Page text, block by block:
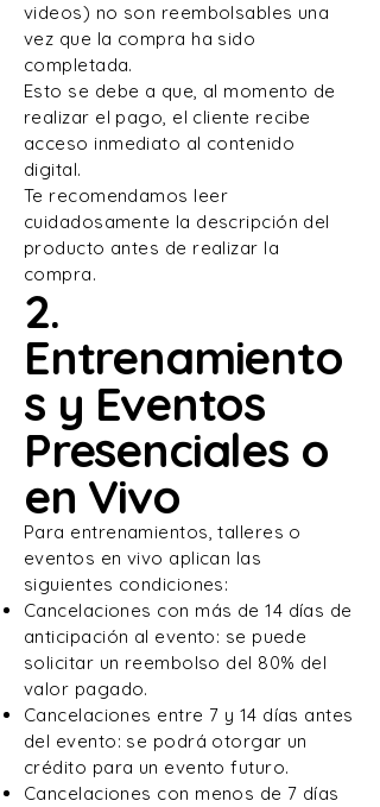
videos) no son reembolsables una
vez que la compra ha sido
completada.
Esto se debe a que, al momento de
realizar el pago, el cliente recibe
acceso inmediato al contenido
digital.
Te recomendamos leer
cuidadosamente la descripción del
producto antes de realizar la
compra.
2.
Entrenamiento
s y Eventos
Presenciales o
en Vivo
Para entrenamientos, talleres o
eventos en vivo aplican las
siguientes condiciones:
Cancelaciones con más de 14 días de
anticipación al evento: se puede
solicitar un reembolso del 80% del
valor pagado.
Cancelaciones entre 7 y 14 días antes
del evento: se podrá otorgar un
crédito para un evento futuro.
Cancelaciones con menos de 7 días